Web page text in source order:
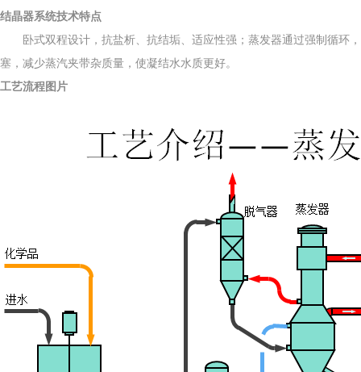
结晶器系统技术特点
卧式双程设计，抗盐析、抗结垢、适应性强； 蒸发器通过强制循环
塞，减少蒸汽夹带杂质量，使凝结水水质更好。
工艺流程图片